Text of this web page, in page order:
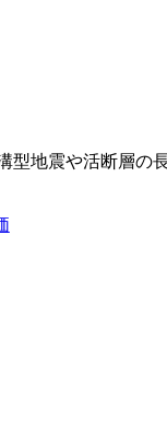
地震や活断層の